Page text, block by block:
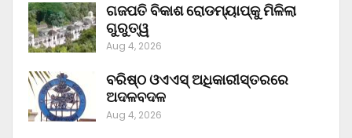
ଗଜପତି ବିକାଶ ରୋଡମ୍ୟାପ୍‌କୁ ମିଳିଲା
ଗୁରୁତ୍ୱ
Aug 4, 2026
ବରିଷ୍ଠ ଓଏଏସ୍‌ ଅଧିକାରୀସ୍ତରରେ
ଅଦଳବଦଳ
Aug 4, 2026